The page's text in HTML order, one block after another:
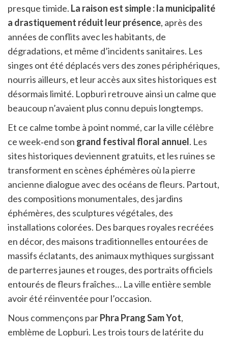
presque timide. La raison est simple : la municipalité
a drastiquement réduit leur présence, après des
années de conflits avec les habitants, de
dégradations, et même d’incidents sanitaires. Les
singes ont été déplacés vers des zones périphériques,
nourris ailleurs, et leur accès aux sites historiques est
désormais limité. Lopburi retrouve ainsi un calme que
beaucoup n’avaient plus connu depuis longtemps.
Et ce calme tombe à point nommé, car la ville célèbre
ce week‑end son grand festival floral annuel. Les
sites historiques deviennent gratuits, et les ruines se
transforment en scènes éphémères où la pierre
ancienne dialogue avec des océans de fleurs. Partout,
des compositions monumentales, des jardins
éphémères, des sculptures végétales, des
installations colorées. Des barques royales recréées
en décor, des maisons traditionnelles entourées de
massifs éclatants, des animaux mythiques surgissant
de parterres jaunes et rouges, des portraits officiels
entourés de fleurs fraîches… La ville entière semble
avoir été réinventée pour l’occasion.
Nous commençons parPhra Prang Sam Yot,
emblème de Lopburi. Les trois tours de latérite du